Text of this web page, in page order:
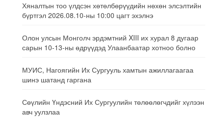
Хяналтын тоо үлдсэн хөтөлбөрүүдийн нөхөн элсэлтийн
бүртгэл 2026.08.10-ны 10:00 цагт эхэлнэ
Олон улсын Монголч эрдэмтний XIII их хурал 8 дугаар
сарын 10-13-ны өдрүүдэд Улаанбаатар хотноо болно
МУИС, Нагоягийн Их Сургууль хамтын ажиллагаагаа
шинэ шатанд гаргана
Сөүлийн Үндэсний Их Сургуулийн төлөөлөгчдийг хүлээн
авч уулзлаа